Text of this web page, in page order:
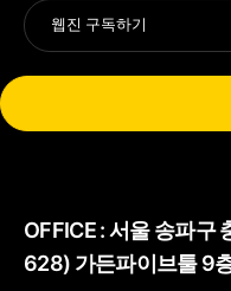
Alternative:
OFFICE :서울 송파구
628) 가든파이브툴 9